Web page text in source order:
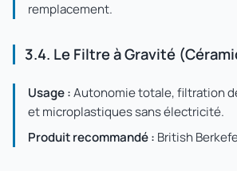
remplacement.
3.4. Le Filtre à Gravité
Usage :Autonomie totale, filtration
et microplastiques sans électricité.
Produit recommandé : British